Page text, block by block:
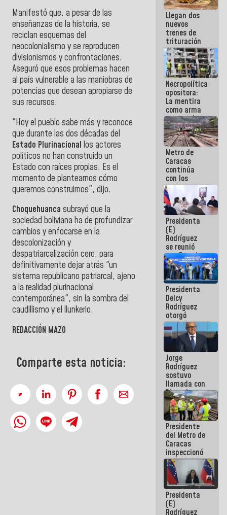
Manifestó que, a pesar de las
enseñanzas de la historia, se
reciclan esquemas del
neocolonialismo y se reproducen
divisionismos y confrontaciones.
Aseguró que esos problemas hacen
al país vulnerable a las maniobras de
potencias que desean apropiarse de
sus recursos.
"Hoy el pueblo sabe más y reconoce
que durante las dos décadas del
Estado Plurinacional los actores
políticos no han construido un
Estado con raíces propias. Es el
momento de plantearnos cómo
queremos construirnos", dijo.
Choquehuanca subrayó que la
sociedad boliviana ha de profundizar
cambios y enfocarse en la
descolonización y
despatriarcalización cero, para
definitivamente dejar atrás "un
sistema republicano patriarcal, ajeno
a la realidad plurinacional
contemporánea", sin la sombra del
caudillismo y el llunkerio.
REDACCIÓN MAZO
Comparte esta noticia:
que haces
es
embarrarla
Llegan dos
nuevos
trenes de
trituración
para
optimizar
manejo de
escombros
en La Guaira
Necropolítica
opositora:
La mentira
como arma
contra el
Pueblo
Metro de
Caracas
continúa
con los
trabajos de
mantenimiento
e inspección
en la Línea 2
Presidenta
(E)
Rodríguez
se reunió
con Estado
Mayor
Eléctrico
para
abordar
planes de
acción
Presidenta
Delcy
Rodríguez
otorgó
medalla
"Héroe de
Venezuela"
a servidores
públicos
Jorge
Rodríguez
sostuvo
llamada con
Dinorah
Figuera y
acuerdan
primer
encuentro
presencial
para el
diálogo
Presidente
del Metro de
Caracas
inspeccionó
trabajos de
rehabilitación
y
modernización
de la vía
férrea
Presidenta
(E)
Rodríguez